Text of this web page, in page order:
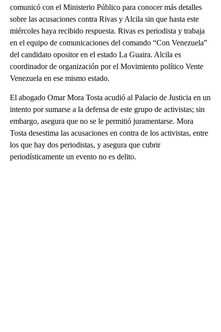
comunicó con el Ministerio Público para conocer más detalles
sobre las acusaciones contra Rivas y Alcila sin que hasta este
miércoles haya recibido respuesta. Rivas es periodista y trabaja
en el equipo de comunicaciones del comando “Con Venezuela”
del candidato opositor en el estado La Guaira. Alcila es
coordinador de organización por el Movimiento político Vente
Venezuela en ese mismo estado.
El abogado Omar Mora Tosta acudió al Palacio de Justicia en un
intento por sumarse a la defensa de este grupo de activistas; sin
embargo, asegura que no se le permitió juramentarse. Mora
Tosta desestima las acusaciones en contra de los activistas, entre
los que hay dos periodistas, y asegura que cubrir
periodísticamente un evento no es delito.